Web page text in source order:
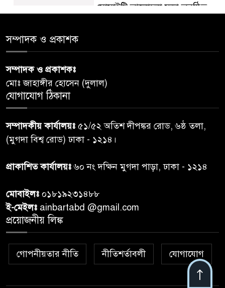
সোসাইটি আলোচনা সভা অনুষ্ঠিত
দিবস-২০২৬’।
৫
মাঝে ১৩ লক্ষ ১৫ হাজার টাকা
বিতরণ
৬
বান্দরবানে বন্যায় ক্ষতিগ্রস্তদের
দক্ষিণ চট্টগ্রামের এক অসহায় ও
ডোনার্স ক্লাব” এবং “হাসিমুখ পরিবার”
৮
শেখ হাসিনার বক্তব্য প্রচার করলে
৯
সম্পাদক ও প্রকাশক
সম্পাদক ও প্রকাশকঃ
মোঃ জাহাঙ্গীর হোসেন (দুলাল)
যোগাযোগ ঠিকানা
সম্পাদকীয় কার্যালয়ঃ ৫১/৫২ অতিশ দীপঙ্কর রোড, ৬ষ্ঠ তলা,
(মুগদা বিশ্ব রোড) ঢাকা - ১২১৪।
প্রাকাশিত কার্যালয়ঃ৬০ নং দক্ষিন মুগদা পাড়া, ঢাকা - ১২১৪
মোবাইলঃ ০১৮১৯২৩১৪৮৮
ই-মেইলঃ ainbartabd @gmail.com
প্রয়োজনীয় লিঙ্ক
গোপনীয়তার নীতি নীতিশর্তাবলী যোগাযোগ